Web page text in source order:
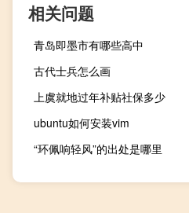
相关问题
青岛即墨市有哪些高中
古代士兵怎么画
上虞就地过年补贴社保多少
ubuntu如何安装vim
“环佩响轻风”的出处是哪里